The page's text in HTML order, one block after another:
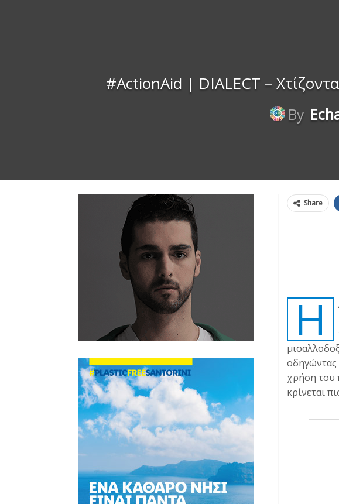
#ActionAid | DIALECT –
By
Share
H
οδηγώντας
χρήση του
κρίνεται